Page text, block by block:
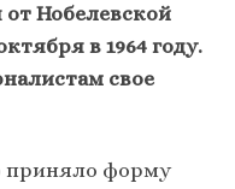
от Нобелевской
в 1964 году.
свое
приняло форму